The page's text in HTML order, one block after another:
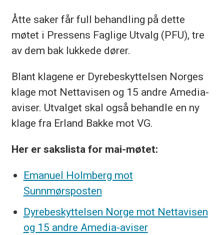
Åtte saker får full behandling på dette
møtet i Pressens Faglige Utvalg (PFU), tre
av dem bak lukkede dører.
Blant klagene er Dyrebeskyttelsen Norges
klage mot Nettavisen og 15 andre Amedia-
aviser. Utvalget skal også behandle en ny
klage fra Erland Bakke mot VG.
Her er sakslista for mai-møtet:
Emanuel Holmberg mot
Sunnmørsposten
Dyrebeskyttelsen Norge mot Nettavisen
og 15 andre Amedia-aviser